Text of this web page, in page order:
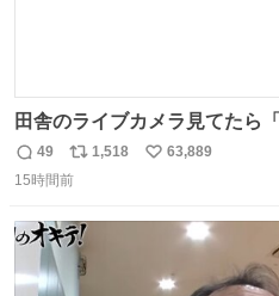
田舎のライブカメラ見てたら
た
返
信
49
リ
ポ
ト
数
1,518
い
63,889
15時間前